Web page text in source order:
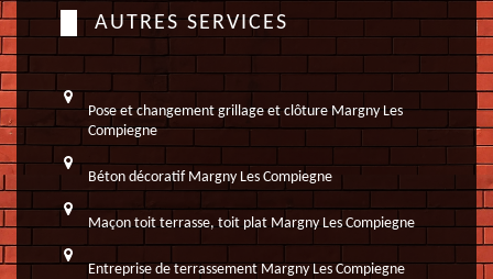
AUTRES SERVICES
Pose et changement grillage et clôture Margny Les
Compiegne
Béton décoratif Margny Les Compiegne
Maçon toit terrasse, toit plat Margny Les Compiegne
Entreprise de terrassement Margny Les Compiegne